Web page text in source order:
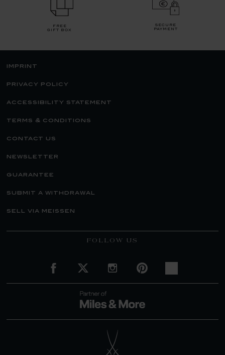
free
gift box
secure
payment
imprint
privacy policy
accessibility statement
terms & conditions
contact us
newsletter
guarantee
submit a withdrawal
sell via meissen
FOLLOW US